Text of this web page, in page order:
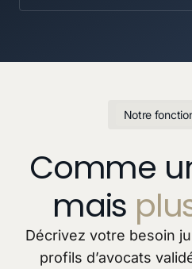
Notre
Comme
mais
Décrivez votre besoin
profils d’avocats